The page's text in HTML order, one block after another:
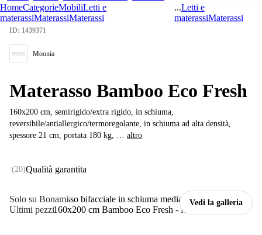
HomeCategorieMobiliLetti e
materassiMaterassiMaterassi
...Letti e
materassiMaterassi
Vedi la galleria
Solo su Bonami
Ultimi pezzi
ID: 1439371
Moonia
Materasso Bamboo Eco Fresh
160x200 cm, semirigido/extra rigido, in schiuma,
reversibile/antiallergico/termoregolante, in schiuma ad alta densità,
spessore 21 cm, portata 180 kg, … altro
(20)Qualità garantita